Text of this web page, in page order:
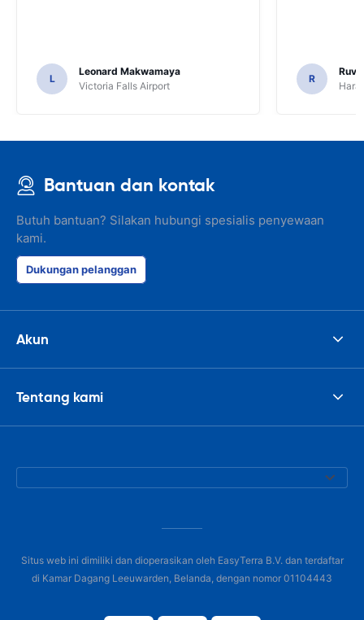
L
Leonard Makwamaya
Victoria Falls Airport
R
Bantuan dan kontak
Butuh bantuan? Silakan hubungi spesialis penyewaan
kami.
Dukungan pelanggan
Akun
Tentang kami
Situs web ini dimiliki dan dioperasikan oleh EasyTerra B.V. dan terdaftar
di Kamar Dagang Leeuwarden, Belanda, dengan nomor 01104443